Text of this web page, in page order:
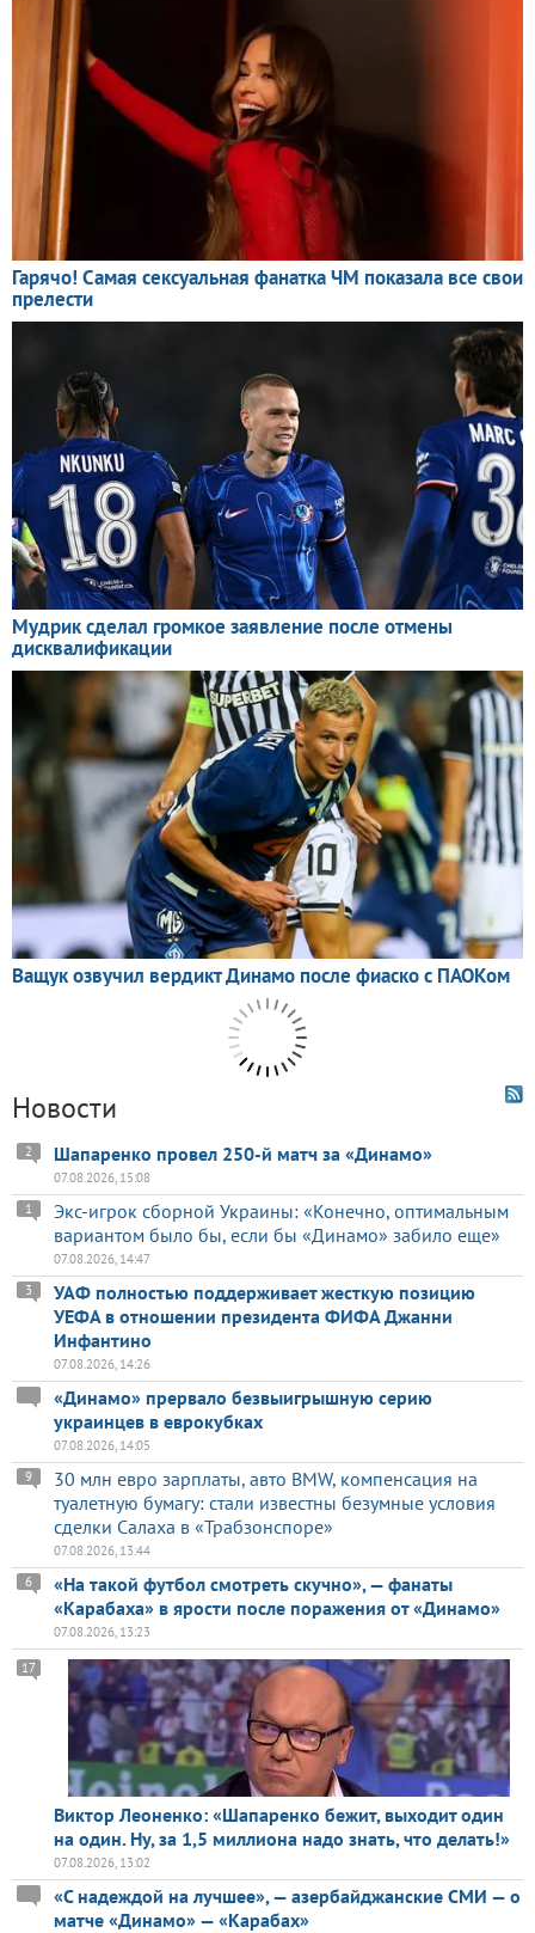
Новости
Шапаренко провел 250-й матч за «Динамо»
2
07.08.2026, 15:08
Экс-игрок сборной Украины: «Конечно, оптимальным
вариантом было бы, если бы «Динамо» забило еще»
1
07.08.2026, 14:47
УАФ полностью поддерживает жесткую позицию
УЕФА в отношении президента ФИФА Джанни
Инфантино
3
07.08.2026, 14:26
«Динамо» прервало безвыигрышную серию
украинцев в еврокубках
07.08.2026, 14:05
30 млн евро зарплаты, авто BMW, компенсация на
туалетную бумагу: стали известны безумные условия
сделки Салаха в «Трабзонспоре»
9
07.08.2026, 13:44
«На такой футбол смотреть скучно», — фанаты
«Карабаха» в ярости после поражения от «Динамо»
6
07.08.2026, 13:23
Виктор Леоненко: «Шапаренко бежит, выходит один
на один. Ну, за 1,5 миллиона надо знать, что делать!»
17
07.08.2026, 13:02
«С надеждой на лучшее», — азербайджанские СМИ — о
матче «Динамо» — «Карабах»